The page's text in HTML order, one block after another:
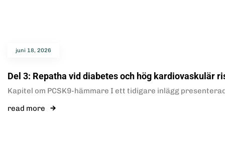
juni 18, 2026
Del 3: Repatha vid diabetes och hög kardiovaskulär
Kapitel om PCSK9-hämmare I ett tidigare inlägg
read more